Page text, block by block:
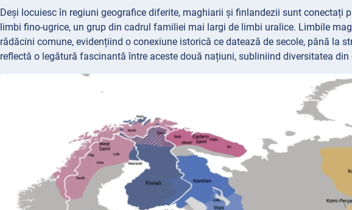
Deși locuiesc în regiuni geografice diferite, maghiarii și finlandezii sunt conectați
limbi fino-ugrice, un grup din cadrul familiei mai largi de limbi uralice. Limbile
rădăcini comune, evidențiind o conexiune istorică ce datează de secole, până la
reflectă o legătură fascinantă între aceste două națiuni, subliniind diversitatea